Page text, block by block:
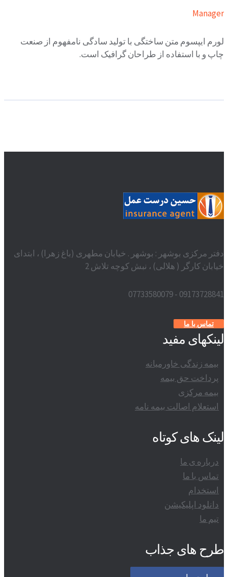
Manager
لورم ایپسوم متن ساختگی با تولید سادگی نامفهوم از صنعت
چاپ و با استفاده از طراحان گرافیک است.
دفتر مرکزی بوشهر : بوشهر . خیابان مطهری (باغ زهرا) ، ابتدای
خیابان کارگر ( هلالی) ، نبش کوچه تلاش 2
09173728841 - 07733580079
تماس با ما
لینکهای مفید
بیمه زندگی خاورمیانه
پرداخت حق بیمه
بیمه مرکزی
استعلام اصالت بیمه نامه
لینک های کوتاه
درباره ی ما
تماس با ما
استخدام
دانلود اپلیکیشن
تیم ما
طرح های جذاب